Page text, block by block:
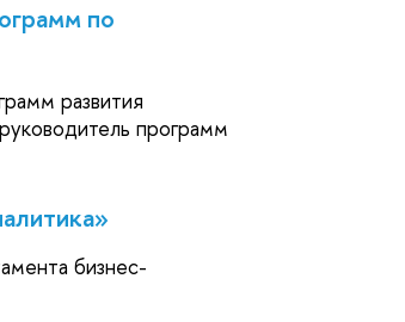
по
развития
программ
бизнес-